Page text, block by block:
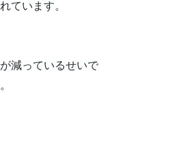
ています。
減っているせいで